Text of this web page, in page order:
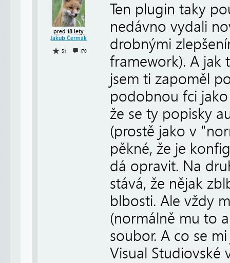
před 18 lety
Jakub Čermák
51 170
Ten plugin taky
nedávno vydali
drobnými
framework). A jak
jsem ti zapoměl
podobnou fci
že se ty popisky
(prostě jako v
pěkné, že je
dá opravit. Na
stává, že nějak
blbosti. Ale vždy
(normálně mu to
soubor. A co se
Visual Studiovské